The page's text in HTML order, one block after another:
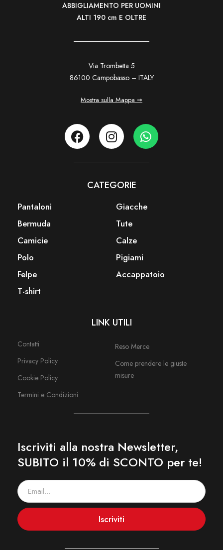
ABBIGLIAMENTO PER UOMINI
ALTI 190 cm E OLTRE
Via Trombetta 5
86100 Campobasso – ITALY
Mostra sulla Mappa ➞
CATEGORIE
Pantaloni
Bermuda
Camicie
Polo
Felpe
T-shirt
Giacche
Tute
Calze
Pigiami
Accappatoio
LINK UTILI
Contatti
Privacy Policy
Cookie Policy
Termini e Condizioni
Reso Merce
Come prendere le giuste
misure
Iscriviti alla nostra Newsletter,
SUBITO il 10% di SCONTO per te!
Iscriviti